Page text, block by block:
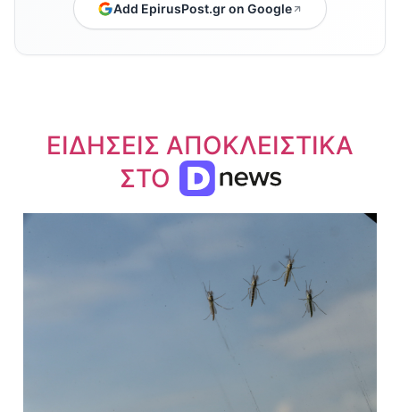
Add EpirusPost.gr on Google
ΕΙΔΗΣΕΙΣ ΑΠΟΚΛΕΙΣΤΙΚΑ
ΣΤΟ